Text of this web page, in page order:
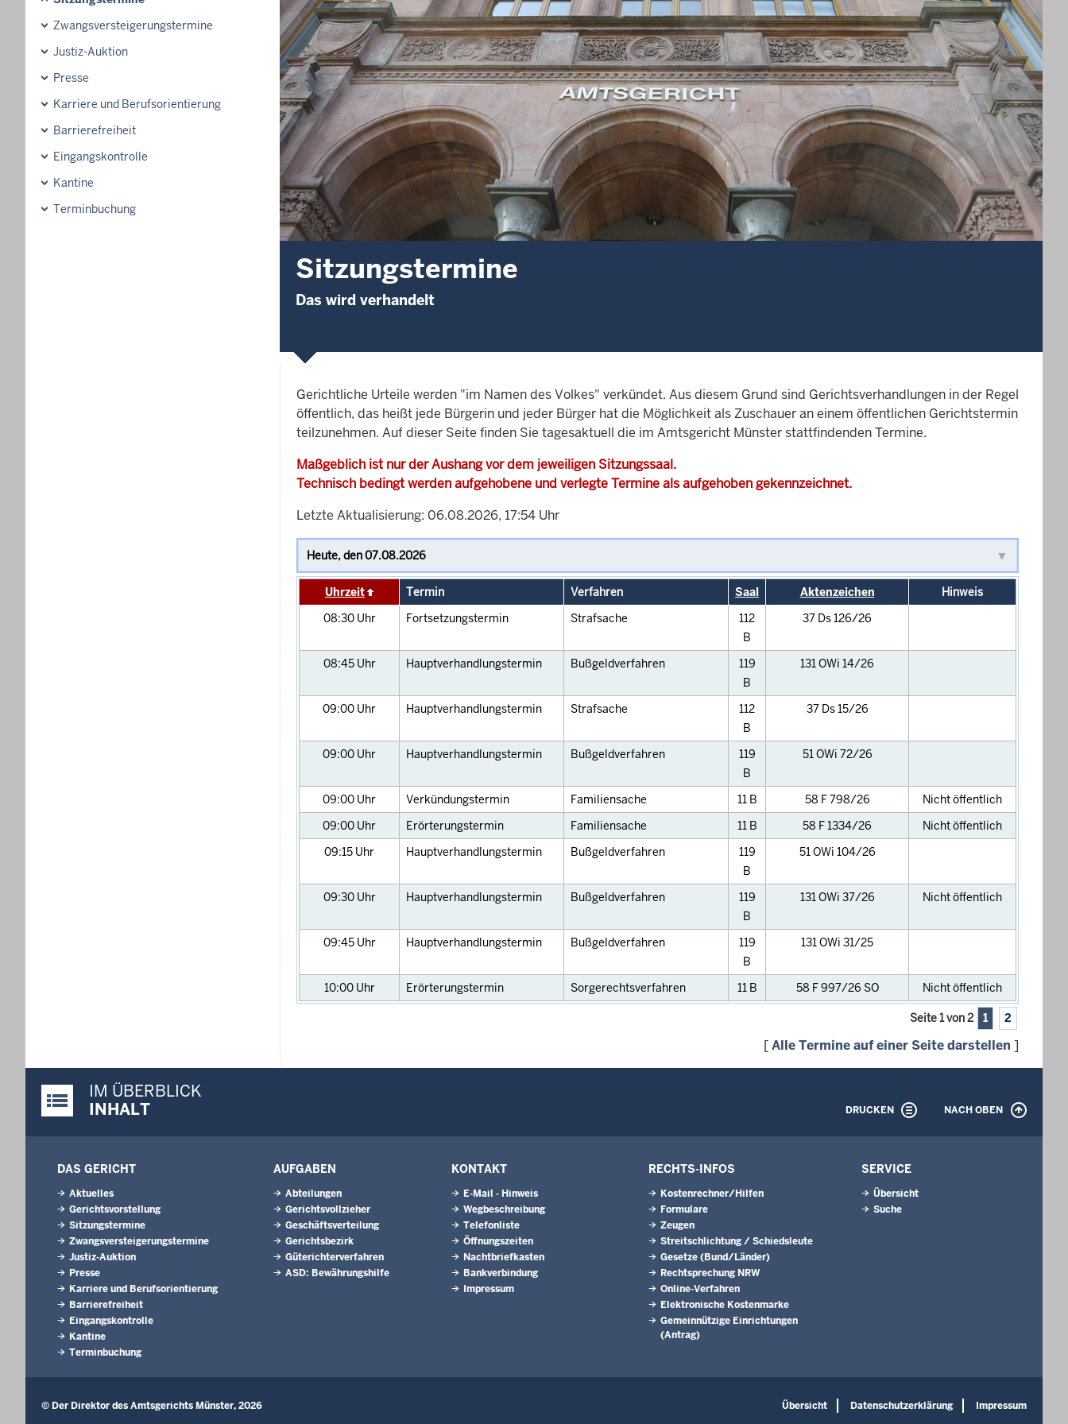
Zwangsversteigerungs­termine
Justiz-Auktion
Presse
Karriere und Berufsorientierung
Barrierefreiheit
Eingangskontrolle
Kantine
Terminbuchung
Sitzungstermine
Das wird verhandelt
Gerichtliche Urteile werden "im Namen des Volkes" verkündet. Aus diesem Grund sind Gerichtsverhandlungen in der Regel
öffentlich, das heißt jede Bürgerin und jeder Bürger hat die Möglichkeit als Zuschauer an einem öffentlichen Gerichtstermin
teilzunehmen. Auf dieser Seite finden Sie tagesaktuell die im Amtsgericht Münster stattfindenden Termine.
Maßgeblich ist nur der Aushang vor dem jeweiligen Sitzungssaal.
Technisch bedingt werden aufgehobene und verlegte Termine als aufgehoben gekennzeichnet.
Letzte Aktualisierung: 06.08.2026, 17:54 Uhr
Uhrzeit Termin Verfahren Saal Aktenzeichen
Hinweis
08:30 Uhr Fortsetzungstermin Strafsache
112
B
37 Ds 126/26
08:45 Uhr Hauptverhandlungstermin Bußgeldverfahren
119
B
131 OWi 14/26
09:00 Uhr Hauptverhandlungstermin Strafsache
112
B
37 Ds 15/26
09:00 Uhr Hauptverhandlungstermin Bußgeldverfahren
119
B
51 OWi 72/26
09:00 Uhr Verkündungstermin Familiensache 11 B 58 F 798/26
Nicht öffentlich
09:00 Uhr Erörterungstermin Familiensache 11 B 58 F 1334/26
Nicht öffentlich
09:15 Uhr Hauptverhandlungstermin Bußgeldverfahren
119
B
51 OWi 104/26
09:30 Uhr Hauptverhandlungstermin Bußgeldverfahren
119
B
131 OWi 37/26 Nicht öffentlich
09:45 Uhr Hauptverhandlungstermin Bußgeldverfahren
119
B
131 OWi 31/25
10:00 Uhr Erörterungstermin Sorgerechtsverfahren 11 B 58 F 997/26 SO Nicht öffentlich
Seite 1 von 2 1 2
[Alle Termine auf einer Seite darstellen ]
Justiz-Portal im Überblick:
IM ÜBERBLICK
INHALT
DRUCKEN NACH OBEN
DAS GERICHT
Aktuelles
Gerichtsvorstellung
Sitzungstermine
Zwangsversteigerungs­termine
Justiz-Auktion
Presse
Karriere und Berufsorientierung
Barrierefreiheit
Eingangskontrolle
Kantine
Terminbuchung
AUFGABEN
Abteilungen
Gerichtsvollzieher
Geschäftsverteilung
Gerichtsbezirk
Güterichterverfahren
ASD: Bewährungshilfe
KONTAKT
E-Mail - Hinweis
Wegbeschreibung
Telefonliste
Öffnungszeiten
Nachtbriefkasten
Bankverbindung
Impressum
RECHTS-INFOS
Kostenrechner/Hilfen
Formulare
Zeugen
Streitschlichtung / Schiedsleute
Gesetze (Bund/Länder)
Rechtsprechung NRW
Online-Verfahren
Elektronische Kostenmarke
Gemeinnützige Einrichtungen
(Antrag)
SERVICE
Übersicht
Suche
Übersicht Datenschutzerklärung Impressum
© Der Direktor des Amtsgerichts Münster, 2026